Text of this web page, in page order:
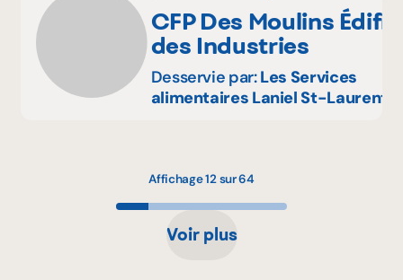
CFP Des Moulins
des Industries
Desservie par:Les Services
alimentaires Laniel St-Laurent
Affichage 12 sur 64
Voir plus